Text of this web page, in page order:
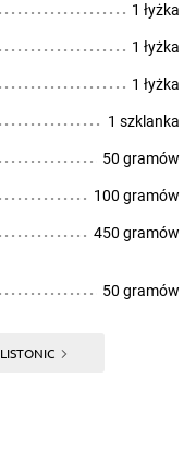
1 łyżka
1 łyżka
1 łyżka
1 szklanka
50 gramów
100 gramów
450 gramów
50 gramów
LISTONIC